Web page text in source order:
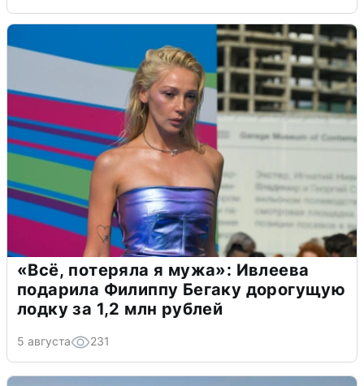
«Всё, потеряла я мужа»: Ивлеева
подарила Филиппу Бегаку дорогущую
лодку за 1,2 млн рублей
5 августа 231